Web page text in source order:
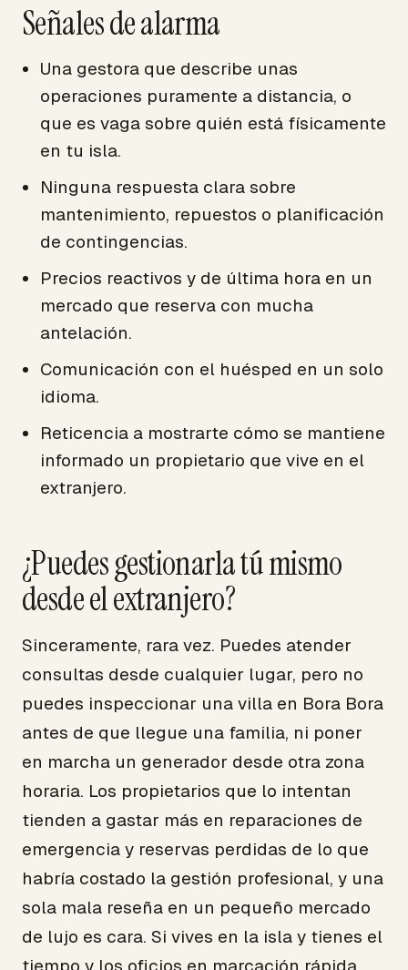
Señales de alarma
Una gestora que describe unas
operaciones puramente a distancia, o
que es vaga sobre quién está físicamente
en tu isla.
Ninguna respuesta clara sobre
mantenimiento, repuestos o planificación
de contingencias.
Precios reactivos y de última hora en un
mercado que reserva con mucha
antelación.
Comunicación con el huésped en un solo
idioma.
Reticencia a mostrarte cómo se mantiene
informado un propietario que vive en el
extranjero.
¿Puedes gestionarla tú mismo
desde el extranjero?
Sinceramente, rara vez. Puedes atender
consultas desde cualquier lugar, pero no
puedes inspeccionar una villa en Bora Bora
antes de que llegue una familia, ni poner
en marcha un generador desde otra zona
horaria. Los propietarios que lo intentan
tienden a gastar más en reparaciones de
emergencia y reservas perdidas de lo que
habría costado la gestión profesional, y una
sola mala reseña en un pequeño mercado
de lujo es cara. Si vives en la isla y tienes el